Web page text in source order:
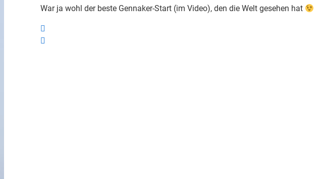
War ja wohl der beste Gennaker-Start (im Video), den die Welt gesehen hat